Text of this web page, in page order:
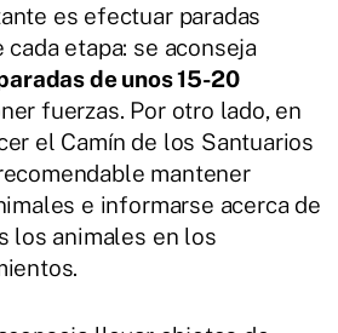
es efectuar paradas
etapa: se aconseja
de unos 15-20
fuerzas. Por otro lado, en
el Camín de los Santuarios
mantener
e informarse acerca de
los animales en los